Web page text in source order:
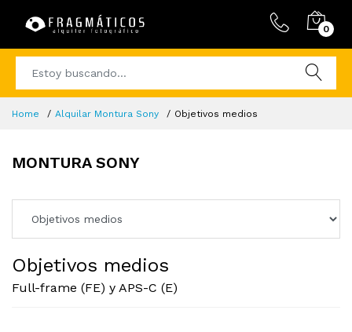
0
Home Alquilar Montura Sony Objetivos medios
MONTURA SONY
Objetivos medios
Full-frame (FE) y APS-C (E)